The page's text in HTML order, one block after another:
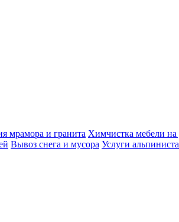
мрамора и гранита Химчистка мебели на
Вывоз снега и мусора Услуги альпиниста